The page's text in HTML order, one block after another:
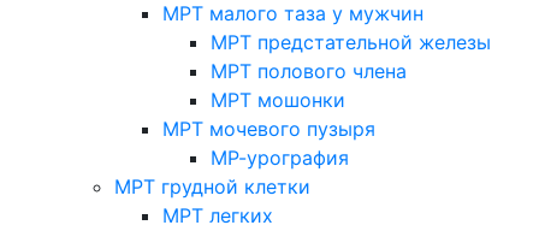
МРТ малого таза у мужчин
МРТ предстательной железы
МРТ полового члена
МРТ мошонки
МРТ мочевого пузыря
МР-урография
МРТ грудной клетки
МРТ легких